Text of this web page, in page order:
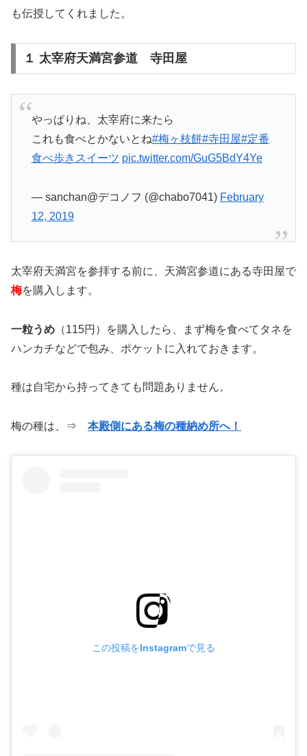
も伝授してくれました。
１ 太宰府天満宮参道 寺田屋
やっぱりね、太宰府に来たら
これも食べとかないとね#梅ヶ枝餅#寺田屋#定番
食べ歩きスイーツ pic.twitter.com/GuG5BdY4Ye
— sanchan@デコノフ (@chabo7041) February
12, 2019
太宰府天満宮を参拝する前に、天満宮参道にある寺田屋で
梅を購入します。
一粒うめ （115円）を購入したら、まず梅を食べてタネを
ハンカチなどで包み、ポケットに入れておきます。
種は自宅から持ってきても問題ありません。
梅の種は、⇒ 本殿側にある梅の種納め所へ！
この投稿をInstagramで見る